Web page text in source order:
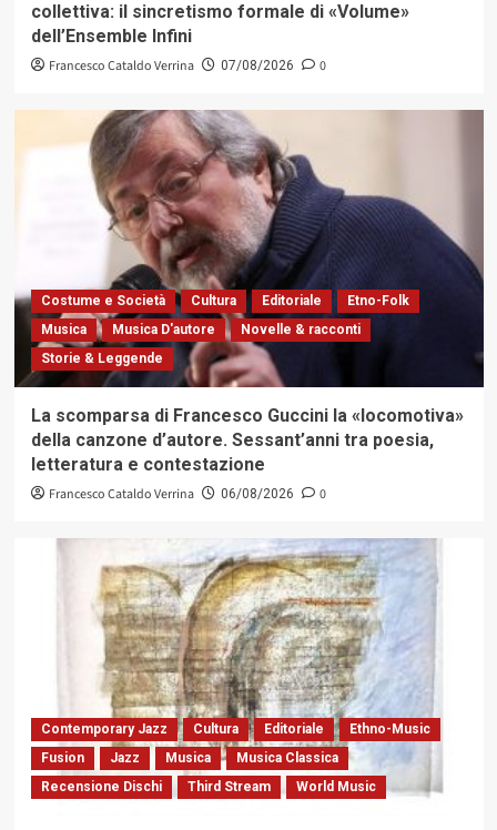
collettiva: il sincretismo formale di «Volume»
dell’Ensemble Infini
Francesco Cataldo Verrina 07/08/2026 0
Costume e Società Cultura Editoriale
Etno-Folk
Musica
Musica D'autore
Novelle & racconti
Storie & Leggende
La scomparsa di Francesco Guccini la «locomotiva»
della canzone d’autore. Sessant’anni tra poesia,
letteratura e contestazione
Francesco Cataldo Verrina 06/08/2026 0
Contemporary Jazz Cultura Editoriale
Ethno-Music
Fusion
Jazz Musica
Musica Classica
Recensione Dischi
Third Stream World Music